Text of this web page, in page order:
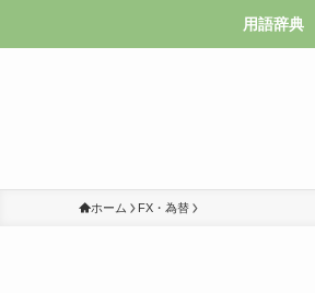
用語辞典
ホーム FX・為替